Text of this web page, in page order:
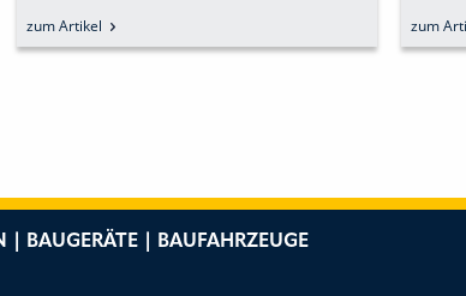
KRAFTSTOFFEFFIZIENZ
zum Artikel zum
| BAUGERÄTE | BAUFAHRZEUGE